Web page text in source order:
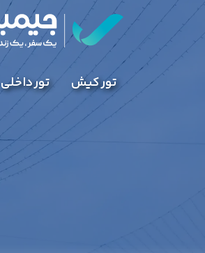
تور کیش تور داخلی